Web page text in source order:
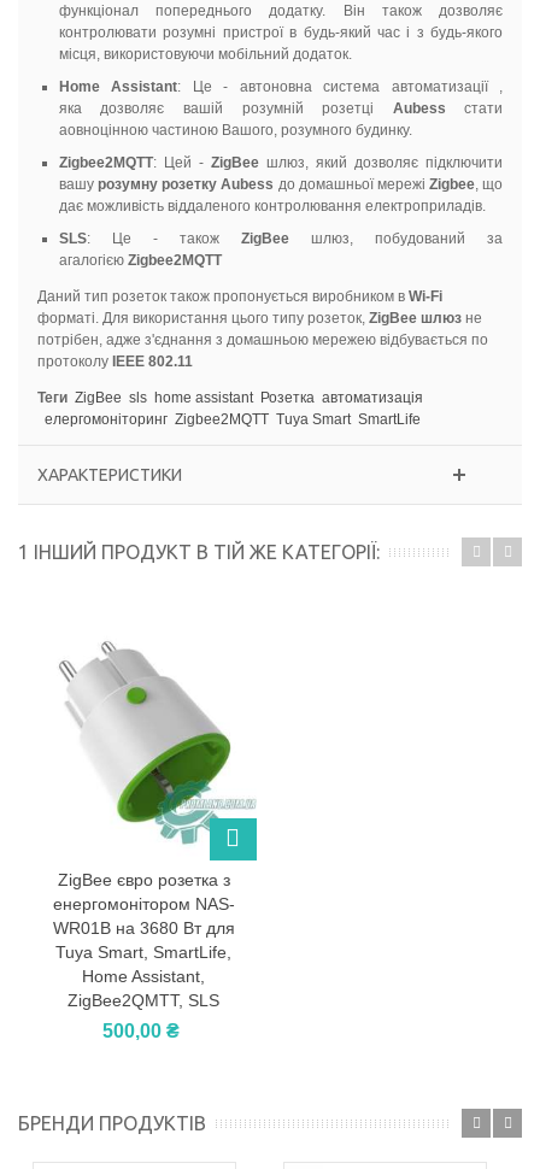
функціонал попереднього додатку. Він також дозволяє
контролювати розумні пристрої в будь-який час і з будь-якого
місця, використовуючи мобільний додаток.
Home Assistant: Це - автоновна система автоматизації ,
яка дозволяє вашій розумній розетці Aubess стати
аовноцінною частиною Вашого, розумного будинку.
Zigbee2MQTT: Цей - ZigBeeшлюз, який дозволяє підключити
вашу розумну розетку Aubess до домашньої мережіZigbee , що
дає можливість віддаленого контролювання електроприладів.
SLS: Це - такожZigBee шлюз, побудований за
агалогією Zigbee2MQTT
Даний тип розеток також пропонується виробником в Wi-Fi
форматі. Для використання цього типу розеток, ZigBee шлюз не
потрібен, адже з'єднання з домашньою мережею відбувається по
протоколуIEEE 802.11
Теги ZigBee sls home assistant Розетка автоматизація
елергомоніторинг Zigbee2MQTT Tuya Smart SmartLife
ХАРАКТЕРИСТИКИ
1 ІНШИЙ ПРОДУКТ В ТІЙ ЖЕ КАТЕГОРІЇ:
ZigBee євро розетка з
енергомонітором NAS-
WR01B на 3680 Вт для
Tuya Smart, SmartLife,
Home Assistant,
ZigBee2QMTT, SLS
500,00 ₴
БРЕНДИ ПРОДУКТІВ